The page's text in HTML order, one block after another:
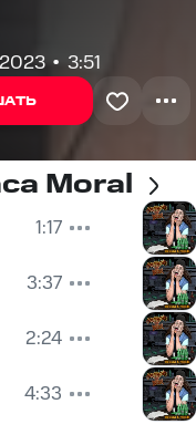
2023 3:51
Moral
1:17
3:37
2:24
4:33